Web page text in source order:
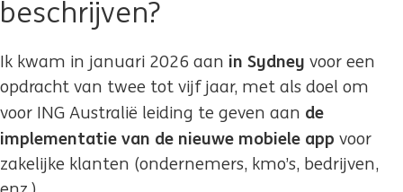
beschrijven?
Ik kwam in januari 2026 aan in Sydney voor een
opdracht van twee tot vijf jaar, met als doel om
voor ING Australië leiding te geven aan de
implementatie van de nieuwe mobiele app voor
zakelijke klanten (ondernemers, kmo’s, bedrijven,